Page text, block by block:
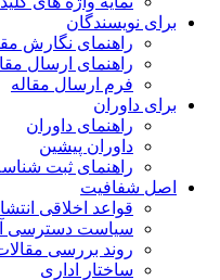
نویسندگان
راهنمای نگارش مقاله
راهنمای ارسال مقاله
فرم ارسال مقاله
داوران
راهنمای داوران
داوران پیشین
راهنمای ثبت شناسه Researcher ID و ثبت داوری
شفافیت
قواعد اخلاقی انتشار مقالات
سیاست دسترسی آزاد
روند بررسی مقالات
ساختار اداری